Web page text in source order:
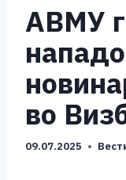
АВМУ
во
09.07.2025